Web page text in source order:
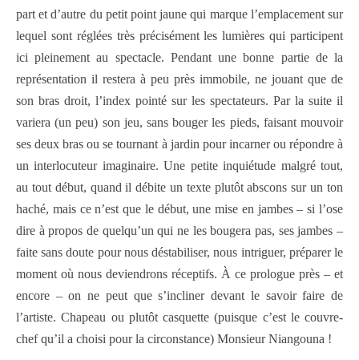
part et d’autre du petit point jaune qui marque l’emplacement sur
lequel sont réglées très précisément les lumières qui participent
ici pleinement au spectacle. Pendant une bonne partie de la
représentation il restera à peu près immobile, ne jouant que de
son bras droit, l’index pointé sur les spectateurs. Par la suite il
variera (un peu) son jeu, sans bouger les pieds, faisant mouvoir
ses deux bras ou se tournant à jardin pour incarner ou répondre à
un interlocuteur imaginaire. Une petite inquiétude malgré tout,
au tout début, quand il débite un texte plutôt abscons sur un ton
haché, mais ce n’est que le début, une mise en jambes – si l’ose
dire à propos de quelqu’un qui ne les bougera pas, ses jambes –
faite sans doute pour nous déstabiliser, nous intriguer, préparer le
moment où nous deviendrons réceptifs. À ce prologue près – et
encore – on ne peut que s’incliner devant le savoir faire de
l’artiste. Chapeau ou plutôt casquette (puisque c’est le couvre-
chef qu’il a choisi pour la circonstance) Monsieur Niangouna !